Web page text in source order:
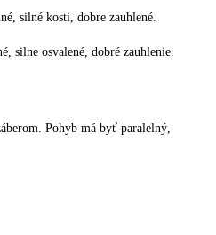
silné kosti, dobre zauhlené.
silne osvalené, dobré zauhlenie.
Pohyb má byť paralelný,